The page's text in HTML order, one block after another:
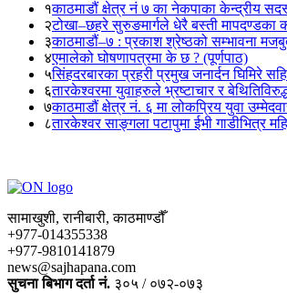
१काठमाडौं क्षेत्र नं ७ का नेकपाका केन्द्रीय
२टोखा–छहरे सुरुङमार्गले धेरै बस्ती मापदण्डका
३काठमाडौं–७ : प्रकाश श्रेष्ठको सम्भावना
४एमालेको घोषणापत्रमा के छ ? (पूर्णपाठ)
५सिंहदरबारका प्रहरी प्रमुख जनार्दन घिमिरे
६तारकेश्वरमा युवाहरुले भ्रष्टाचार र
७काठमाडौं क्षेत्र नं. ६ मा लोकप्रिय युवा
८तारकेश्वर साङ्गला पटापुमा ईभी गाडीभित्र
सामाखुशी, रानीबारी, काठमाण्डौँ
+977-014355338
+977-9810141879
news@sajhapana.com
सुचना बिभाग दर्ता नं. ३०५ / ०७२-०७३